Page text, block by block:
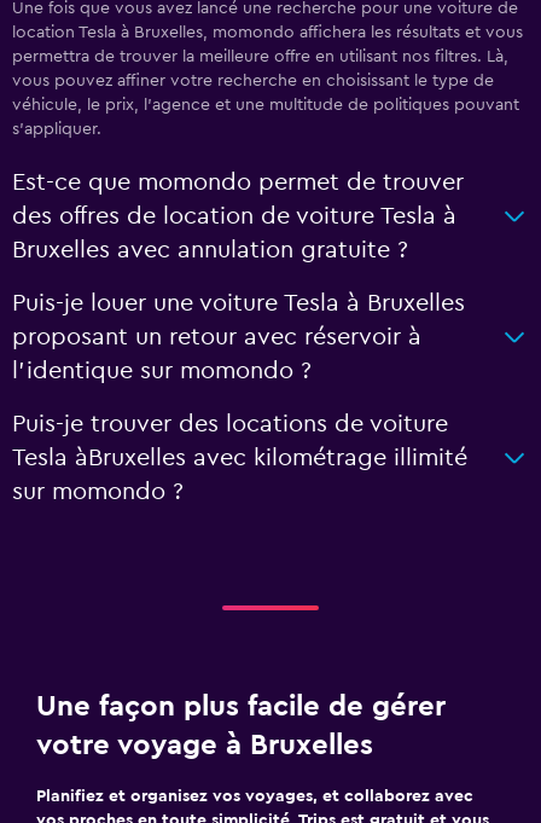
Une fois que vous avez lancé une recherche pour une voiture de
location Tesla à Bruxelles, momondo affichera les résultats et vous
permettra de trouver la meilleure offre en utilisant nos filtres. Là,
vous pouvez affiner votre recherche en choisissant le type de
véhicule, le prix, l'agence et une multitude de politiques pouvant
s'appliquer.
Est-ce que momondo permet de trouver
des offres de location de voiture Tesla à
Bruxelles avec annulation gratuite ?
Puis-je louer une voiture Tesla à Bruxelles
proposant un retour avec réservoir à
l'identique sur momondo ?
Puis-je trouver des locations de voiture
Tesla àBruxelles avec kilométrage illimité
sur momondo ?
Une façon plus facile de gérer
votre voyage à Bruxelles
Planifiez et organisez vos voyages, et collaborez avec